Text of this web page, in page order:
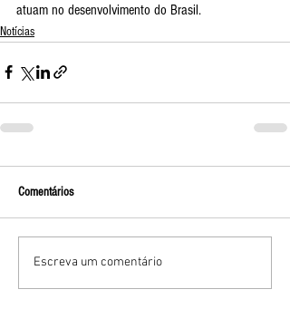
atuam no desenvolvimento do Brasil.
Notícias
Comentários
Escreva um comentário